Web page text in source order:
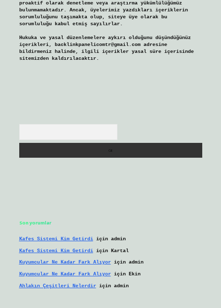
proaktif olarak denetleme veya araştırma yükümlülüğümüz
bulunmamaktadır. Ancak, üyelerimiz yazdıkları içeriklerin
sorumluluğunu taşımakta olup, siteye üye olarak bu
sorumluluğu kabul etmiş sayılırlar.
Hukuka ve yasal düzenlemelere aykırı olduğunu düşündüğünüz
içerikleri, backlinkpanelicomtr@gmail.comadresine
bildirmeniz halinde, ilgili içerikler yasal süre içerisinde
sitemizden kaldırılacaktır.
Son yorumlar
Kafes Sistemi Kim Getirdiiçin admin
Kafes Sistemi Kim Getirdiiçin Kartal
Kuyumcular Ne Kadar Fark Alıyoriçin admin
Kuyumcular Ne Kadar Fark Alıyoriçin Ekin
Ahlakın Çeşitleri Nelerdiriçin admin